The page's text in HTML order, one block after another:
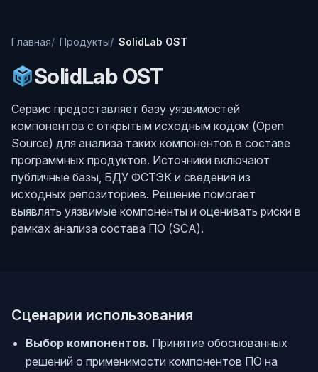
Главная Продукты SolidLab OST
SolidLab OST
Сервис предоставляет базу уязвимостей
компонентов с открытым исходным кодом (Open
Source) для анализа таких компонентов в составе
программных продуктов. Источники включают
публичные базы, БДУ ФСТЭК и сведения из
исходных репозиториев. Решение помогает
выявлять уязвимые компоненты и оценивать риски в
рамках анализа состава ПО (SCA).
Сценарии использования
Выбор компонентов. Принятие обоснованных
решений о применимости компонентов ПО на